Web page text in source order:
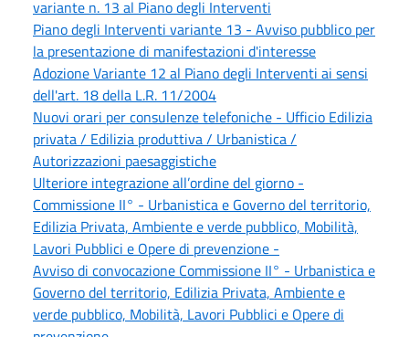
variante n. 13 al Piano degli Interventi
Piano degli Interventi variante 13 - Avviso pubblico per
la presentazione di manifestazioni d'interesse
Adozione Variante 12 al Piano degli Interventi ai sensi
dell'art. 18 della L.R. 11/2004
Nuovi orari per consulenze telefoniche - Ufficio Edilizia
privata / Edilizia produttiva / Urbanistica /
Autorizzazioni paesaggistiche
Ulteriore integrazione all’ordine del giorno -
Commissione II° - Urbanistica e Governo del territorio,
Edilizia Privata, Ambiente e verde pubblico, Mobilità,
Lavori Pubblici e Opere di prevenzione -
Avviso di convocazione Commissione II° - Urbanistica e
Governo del territorio, Edilizia Privata, Ambiente e
verde pubblico, Mobilità, Lavori Pubblici e Opere di